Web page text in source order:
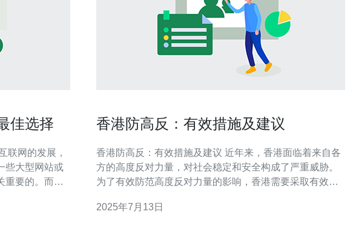
佳选择
些大型网站或
重要的。而高
提供高防服
香港防高反：有效措施及建议
香港防高反：有效措施及建议 近年来，香港面临着来自各
方的高度反对力量，对社会稳定和安全构成了严重威胁。
为了有效防范高度反对力量的影响，香港需要采取有效措
务人员的培训水平，提高应对高度反对力量的能力。 2. 完
2025年7月13日